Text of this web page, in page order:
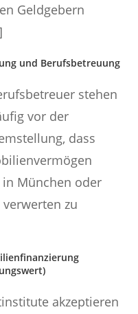
Geldgebern
und Berufsbetreuung
stehen
vor der
dass
München oder
zu
akzeptieren